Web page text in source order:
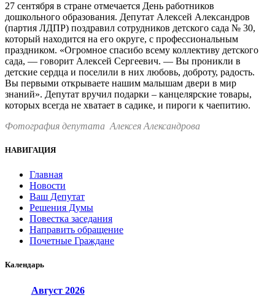
27 сентября в стране отмечается День работников
дошкольного образования. Депутат Алексей Александров
(партия ЛДПР) поздравил сотрудников детского сада № 30,
который находится на его округе, с профессиональным
праздником. «Огромное спасибо всему коллективу детского
сада, — говорит Алексей Сергеевич. — Вы проникли в
детские сердца и поселили в них любовь, доброту, радость.
Вы первыми открываете нашим малышам двери в мир
знаний». Депутат вручил подарки – канцелярские товары,
которых всегда не хватает в садике, и пироги к чаепитию.
Фотография депутата Алексея Александрова
НАВИГАЦИЯ
Главная
Новости
Ваш Депутат
Решения Думы
Повестка заседания
Направить обращение
Почетные Граждане
Календарь
Август 2026